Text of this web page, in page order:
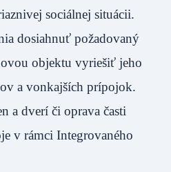
sociálnej situácii.
dosiahnuť požadovaný
objektu vyriešiť jeho
a vonkajších prípojok.
a dverí či oprava časti
v rámci Integrovaného